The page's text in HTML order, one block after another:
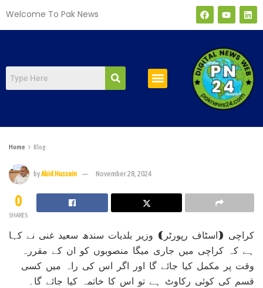
Welcome To Pak News
Home Blog
byAbid Hussain November 28, 2024
0
SHARES
کراچی (اسٹاف رپورٹر) وزیر بلدیات سندھ سعید غنی نے کہا
ہے کہ کراچی میں جاری میگا منصوبوں کو ان کے مقررہ
وقت پر مکمل کیا جائے گا اور اگر اس کی راہ میں کسی
قسم کی کوئی رکاوٹ ہے تو اس کا خاتمہ کیا جائے گا۔